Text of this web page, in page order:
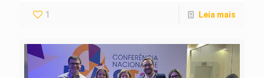
1 Leia mais